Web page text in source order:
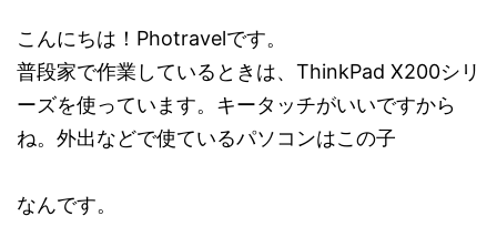
こんにちは！Photravelです。
普段家で作業しているときは、ThinkPad X200シリ
ーズを使っています。キータッチがいいですから
ね。外出などで使ているパソコンはこの子
なんです。